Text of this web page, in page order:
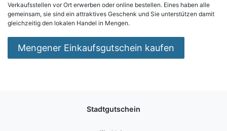
Verkaufsstellen vor Ort erwerben oder online bestellen. Eines haben alle
gemeinsam, sie sind ein attraktives Geschenk und Sie unterstützen damit
gleichzeitig den lokalen Handel in Mengen.
Mengener Einkaufsgutschein kaufen
Stadtgutschein